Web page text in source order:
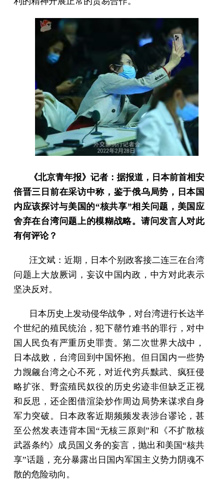
《北京青年报》记者：据报道，日本前首相安
倍晋三日前在采访中称，鉴于俄乌局势，日本国
内应该探讨与美国的“核共享”相关问题，美国应
舍弃在台湾问题上的模糊战略。请问发言人对此
有何评论？
汪文斌：近期，日本个别政客接二连三在台湾
问题上大放厥词，妄议中国内政，中方对此表示
坚决反对。
日本历史上发动侵华战争，对台湾进行长达半
个世纪的殖民统治，犯下罄竹难书的罪行，对中
国人民负有严重历史罪责。第二次世界大战中，
日本战败，台湾回到中国怀抱。但日国内一些势
力觊觎台湾之心不死，对近代穷兵黩武、疯狂侵
略扩张、野蛮殖民奴役的历史劣迹非但缺乏正视
和反思，还企图借渲染炒作周边局势来谋求自身
军力突破。日本政客近期频频发表涉台谬论，甚
至公然发表违背本国“无核三原则”和《不扩散核
武器条约》成员国义务的妄言，抛出和美国“核共
享”话题，充分暴露出日国内军国主义势力阴魂不
散的危险动向。